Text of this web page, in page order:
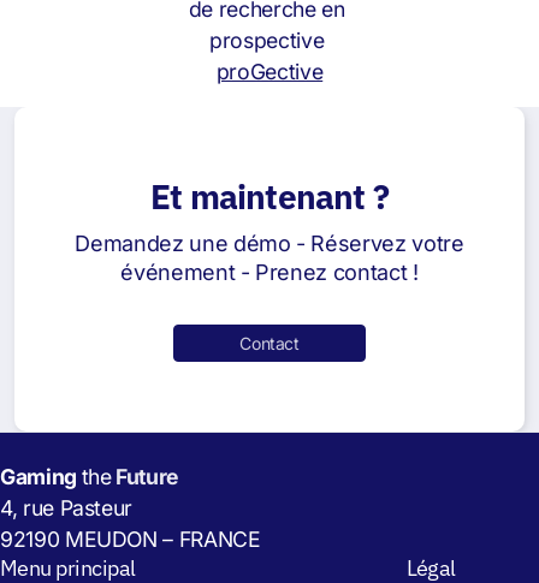
de recherche en
prospective
proGective
Et maintenant ?
Demandez une démo - Réservez votre
événement - Prenez contact !
Contact
Gaming theFuture
4, rue Pasteur
92190 MEUDON – FRANCE
Menu principal Légal